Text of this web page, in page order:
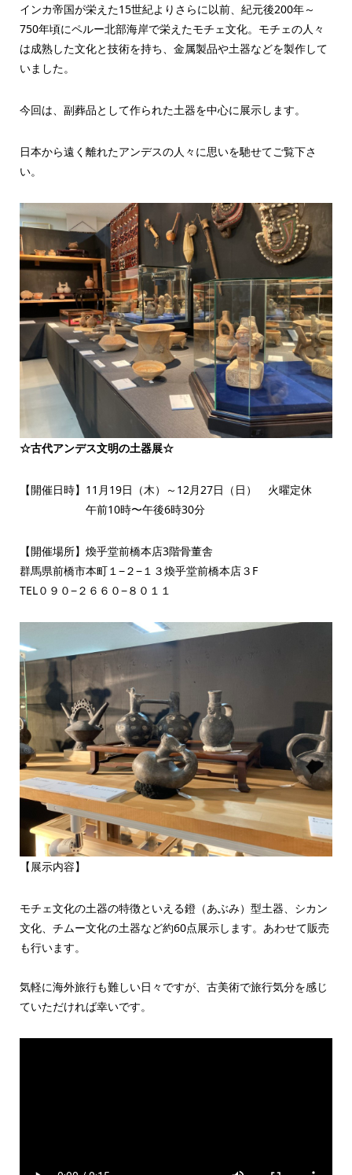
インカ帝国が栄えた15世紀よりさらに以前、紀元後200年～
750年頃にペルー北部海岸で栄えたモチェ文化。モチェの人々
は成熟した文化と技術を持ち、金属製品や土器などを製作して
いました。
今回は、副葬品として作られた土器を中心に展示します。
日本から遠く離れたアンデスの人々に思いを馳せてご覧下さ
い。
☆古代アンデス文明の土器展☆
【開催日時】11月19日（木）～12月27日（日） 火曜定休
午前10時〜午後6時30分
【開催場所】煥乎堂前橋本店3階骨董舎
群馬県前橋市本町１−２−１３煥乎堂前橋本店３F
TEL０９０−２６６０−８０１１
【展示内容】
モチェ文化の土器の特徴といえる鐙（あぶみ）型土器、シカン
文化、チムー文化の土器など約60点展示します。あわせて販売
も行います。
気軽に海外旅行も難しい日々ですが、古美術で旅行気分を感じ
ていただければ幸いです。